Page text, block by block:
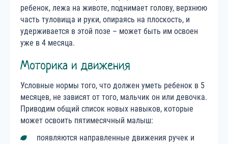
ребенок, лежа на животе, поднимает голову, верхнюю
часть туловища и руки, опираясь на плоскость, и
удерживается в этой позе – может быть им освоен
уже в 4 месяца.
Моторика и движения
Условные нормы того, что должен уметь ребенок в 5
месяцев, не зависят от того, мальчик он или девочка.
Приводим общий список новых навыков, которые
может освоить пятимесячный малыш:
появляются направленные движения ручек и